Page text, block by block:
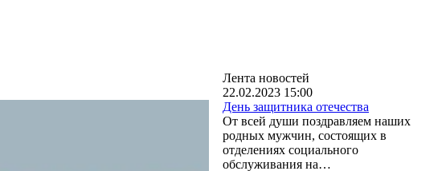
Лента новостей
22.02.2023 15:00
День защитника отечества
От всей души поздравляем наших
родных мужчин, состоящих в
отделениях социального
обслуживания на…